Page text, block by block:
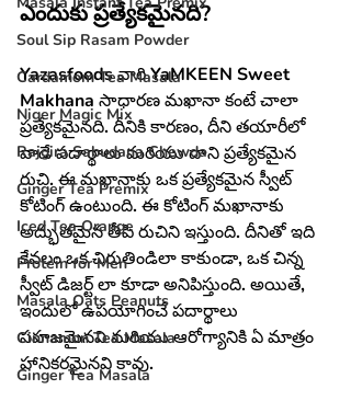
Soul Sip Rasam Powder
Cardamom Tea Masala
Niger Magic Mix
Rajgira Sabudana Chewda
Ginger Tea Premix
Iced Tea Orange
Protein for Men
Masala Oats Peanuts
Cinnamon Tea Masala
Ginger Tea Masala
ఎందుకు ప్రత్యేకమైనది?
Yazasfoods వారి YaMKEEN Sweet
Makhana సాధారణ మఖానా కంటే చాలా
ప్రత్యేకమైనది. దీనికి కారణం, దీని తయారీలో
వాడే పదార్థాలు మరియు దాని ప్రత్యేకమైన
రుచి. ఈ మఖానాకు ఒక ప్రత్యేకమైన స్వీట్
కోటింగ్ ఉంటుంది. ఈ కోటింగ్ మఖానాకు
అద్భుతమైన తీపి రుచిని ఇస్తుంది. దీనితో ఇది
కేవలం ఒక చిరుతిండిలా కాకుండా, ఒక చిన్న
స్వీట్ డిజర్ట్ లా కూడా అనిపిస్తుంది. అయితే,
ఇందులో ఉపయోగించే పదార్థాలు
సహజమైనవి మరియు ఆరోగ్యానికి ఏ మాత్రం
హానికరమైనవి కావు.